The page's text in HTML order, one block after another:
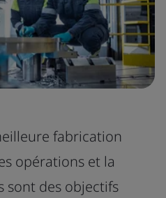
fabrication
opérations et la
sont des objectifs